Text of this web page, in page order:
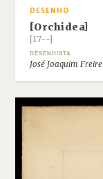
DESENHO
[Orchidea]
[17--]
DESENHISTA
José Joaquim Freire